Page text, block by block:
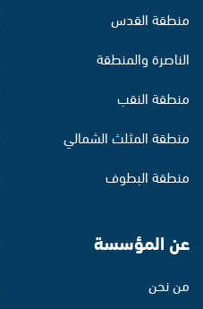
منطقة القدس
الناصرة والمنطقة
منطقة النقب
منطقة المثلث الشمالي
منطقة البطوف
عن المؤسسة
من نحن